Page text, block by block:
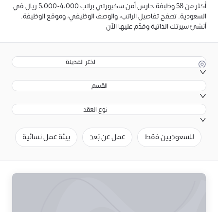
أكثر من 58 وظيفة حارس أمن سكيورتي براتب 4،000-5،000 ريال في
السعودية. تصفح تفاصيل الراتب، والوصف الوظيفي، وموقع الوظيفة.
أنشئ سيرتك الذاتية وقدّم عليها الآن
اختر المدينة
القسم
نوع العقد
للسعوديين فقط عمل عن بُعد بيئة عمل نسائية